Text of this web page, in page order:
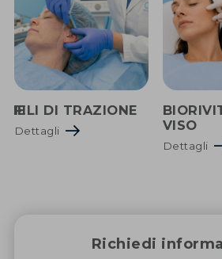
FILI DI TRAZIONE
Dettagli
VISO
Dettagli
Richiedi